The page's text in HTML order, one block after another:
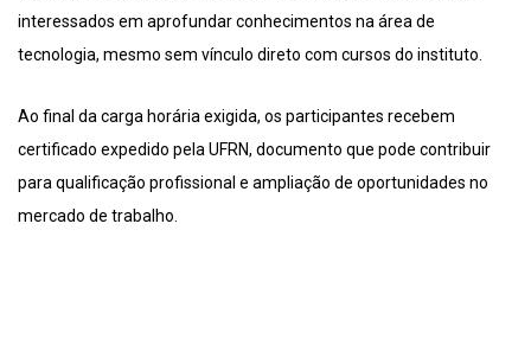
interessados em aprofundar conhecimentos na área de
tecnologia, mesmo sem vínculo direto com cursos do instituto.
Ao final da carga horária exigida, os participantes recebem
certificado expedido pela UFRN, documento que pode contribuir
para qualificação profissional e ampliação de oportunidades no
mercado de trabalho.